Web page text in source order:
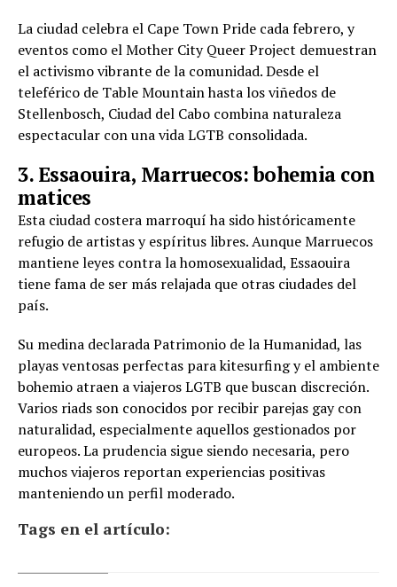
La ciudad celebra el Cape Town Pride cada febrero, y
eventos como el Mother City Queer Project demuestran
el activismo vibrante de la comunidad. Desde el
teleférico de Table Mountain hasta los viñedos de
Stellenbosch, Ciudad del Cabo combina naturaleza
espectacular con una vida LGTB consolidada.
3. Essaouira, Marruecos: bohemia con
matices
Esta ciudad costera marroquí ha sido históricamente
refugio de artistas y espíritus libres. Aunque Marruecos
mantiene leyes contra la homosexualidad, Essaouira
tiene fama de ser más relajada que otras ciudades del
país.
Su medina declarada Patrimonio de la Humanidad, las
playas ventosas perfectas para kitesurfing y el ambiente
bohemio atraen a viajeros LGTB que buscan discreción.
Varios riads son conocidos por recibir parejas gay con
naturalidad, especialmente aquellos gestionados por
europeos. La prudencia sigue siendo necesaria, pero
muchos viajeros reportan experiencias positivas
manteniendo un perfil moderado.
Tags en el artículo: